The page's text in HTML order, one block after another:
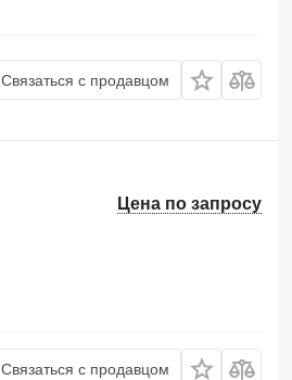
Связаться с продавцом
Цена по запросу
Связаться с продавцом